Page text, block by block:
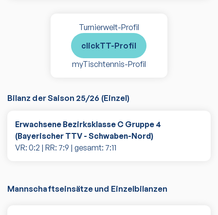
Turnierwelt-Profil
clickTT-Profil
myTischtennis-Profil
Bilanz der Saison 25/26 (Einzel)
Erwachsene Bezirksklasse C Gruppe 4
(Bayerischer TTV - Schwaben-Nord)
VR: 0:2 | RR: 7:9 | gesamt: 7:11
Mannschaftseinsätze und Einzelbilanzen